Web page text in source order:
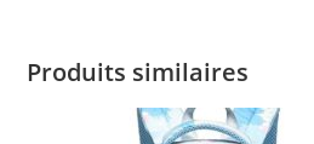
Produits similaires